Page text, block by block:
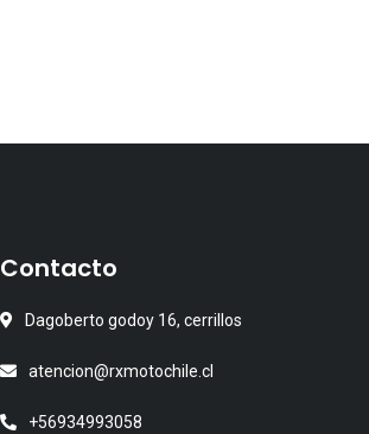
Contacto
Dagoberto godoy 16, cerrillos
atencion@rxmotochile.cl
+56934993058